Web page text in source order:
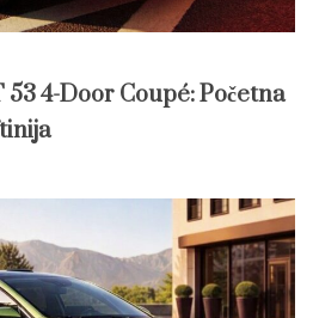
4-Door Coupé: Početna